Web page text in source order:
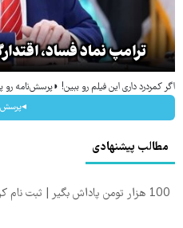
ترامپ نماد فساد،
اگر کمردرد داری این فیلم رو ببین! ◗پرسش‌نامه رو
مطالب پیشنهادی
100 هزار تومن پاداش بگیر | ثبت نام کن